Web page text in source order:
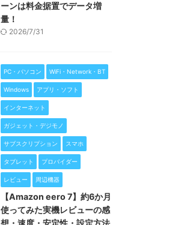
ーンは料金据置でデータ増
量！
2026/7/31
PC・パソコン WiFi・Network・BT
Windows アプリ・ソフト
インターネット
ガジェット・デジモノ
サブスクリプション スマホ
タブレット プロバイダー
レビュー 周辺機器
【Amazon eero 7】約6か月
使ってみた実機レビューの感
想・速度・安定性・設定方法